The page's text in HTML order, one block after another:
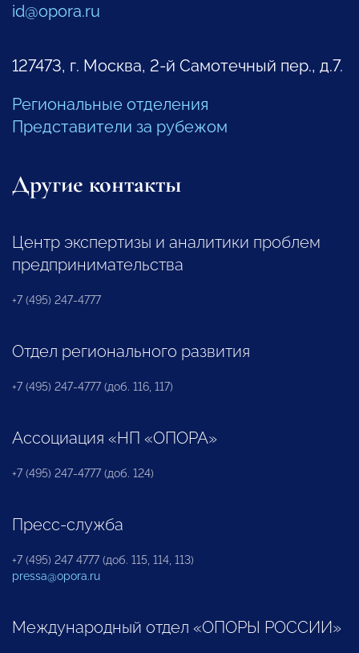
id@opora.ru
127473, г. Москва, 2-й Самотечный пер., д.7.
Региональные отделения
Представители за рубежом
Другие контакты
Центр экспертизы и аналитики проблем
предпринимательства
+7 (495) 247-4777
Отдел регионального развития
+7 (495) 247-4777 (доб. 116, 117)
Ассоциация «НП «ОПОРА»
+7 (495) 247-4777 (доб. 124)
Пресс-служба
+7 (495) 247 4777 (доб. 115, 114, 113)
pressa@opora.ru
Международный отдел «ОПОРЫ РОССИИ»